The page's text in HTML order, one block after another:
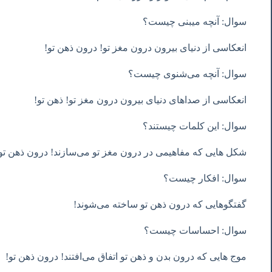
سوال: آنچه میبنی چیست؟
انعکاسی از دنیای بیرون درون مغز تو! درون ذهن تو!
سوال: آنچه می‌شنوی چیست؟
انعکاسی از صداهای دنیای بیرون درون مغز تو! ذهن تو!
سوال: این کلمات چیستند؟
شکل هایی که مفاهیمی در درون مغز تو می‌سازند! درون ذهن
سوال: افکار چیست؟
گفتگوهایی که درون ذهن تو ساخته می‌شوند!
سوال: احساسات چیست؟
موج هایی که درون بدن و ذهن تو اتفاق می‌افتند! درون ذهن تو!